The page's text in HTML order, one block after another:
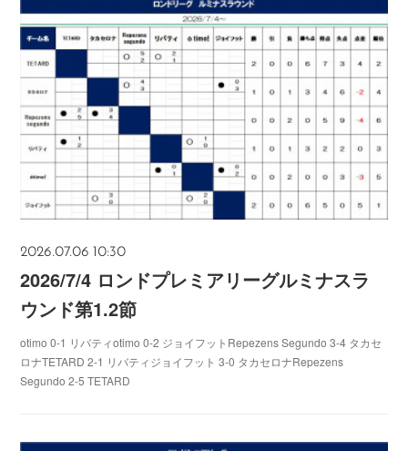
2026.07.06 10:30
2026/7/4 ロンドプレミアリーグルミナスラ
ウンド第1.2節
otimo 0-1 リバティotimo 0-2 ジョイフットRepezens Segundo 3-4 タカセ
ロナTETARD 2-1 リバティジョイフット 3-0 タカセロナRepezens
Segundo 2-5 TETARD